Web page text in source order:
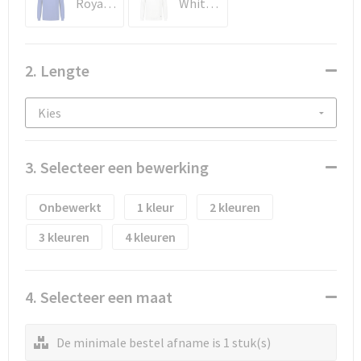
Reistassensets
Rugzakken bedrukken
Schoenentassen
Schoudertassen
Sporttassen
Vesten
Oog- en gelaatsbescherming
Gehoorbescherming
Ademhalingsbescherming
Valbeveiliging
Royal Blue / Real Navy White / Graphite
2. Lengte
3. Selecteer een bewerking
Onbewerkt 1
2
3
4
4. Selecteer een maat
De minimale bestel afname is 1 stuk(s)